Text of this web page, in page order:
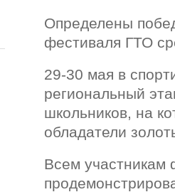
Определены
фестиваля ГТО
29-30 мая в
региональный
школьников, на
обладатели
Всем участникам